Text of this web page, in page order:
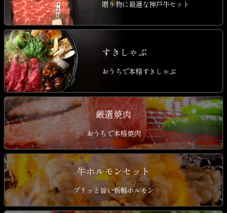
贈り物に最適な神戸牛セット
すきしゃぶ
おうちで本格すきしゃぶ
厳選焼肉
おうちで本格焼肉
牛ホルモンセット
プリッと旨い新鮮ホルモン